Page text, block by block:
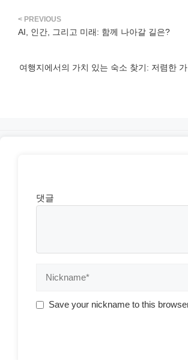
AI, 인간, 그리고 미래: 함께 나아갈 길은?
여행지에서의 가치 있는 숙소 찾기: 저렴한
댓글
Save your nickname to this